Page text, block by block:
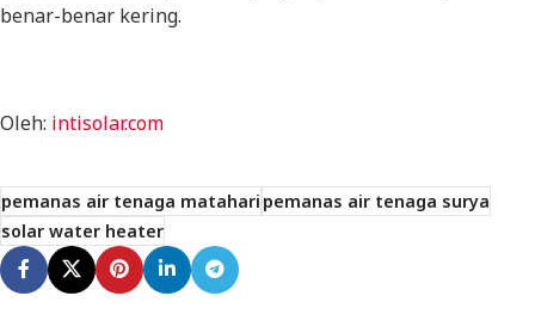
benar-benar kering.
Oleh: intisolar.com
pemanas air tenaga mataharipemanas air tenaga surya
solar water heater